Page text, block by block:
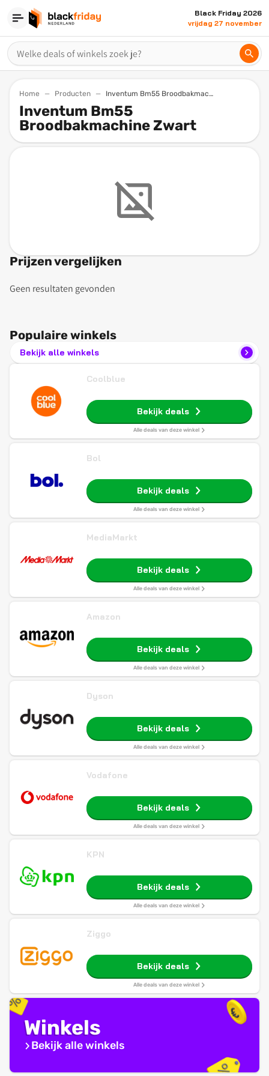
Black Friday 2026
vrijdag 27 november
Home Producten Inventum Bm55 Broodbakmachine Zwart
Inventum Bm55
Broodbakmachine Zwart
Prijzen vergelijken
Geen resultaten gevonden
Populaire winkels
Bekijk alle winkels
Coolblue
Bekijk deals
Alle deals van deze winkel
Bol
Bekijk deals
Alle deals van deze winkel
MediaMarkt
Bekijk deals
Alle deals van deze winkel
Amazon
Bekijk deals
Alle deals van deze winkel
Dyson
Bekijk deals
Alle deals van deze winkel
Vodafone
Bekijk deals
Alle deals van deze winkel
KPN
Bekijk deals
Alle deals van deze winkel
Ziggo
Bekijk deals
Alle deals van deze winkel
Winkels
Bekijk alle winkels